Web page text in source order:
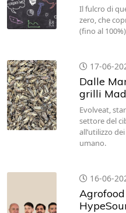
Il fulcro di
zero, che
(fino al
17-06-
Dalle
grilli
Evolveat,
settore del
all’utilizzo
umano.
16-06-